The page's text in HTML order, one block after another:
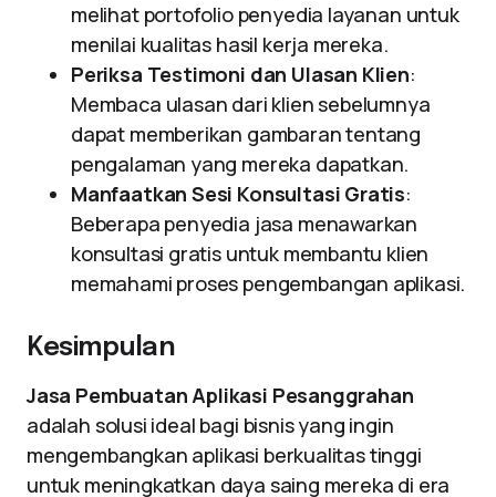
melihat portofolio penyedia layanan untuk
menilai kualitas hasil kerja mereka.
Periksa Testimoni dan Ulasan Klien:
Membaca ulasan dari klien sebelumnya
dapat memberikan gambaran tentang
pengalaman yang mereka dapatkan.
Manfaatkan Sesi Konsultasi Gratis:
Beberapa penyedia jasa menawarkan
konsultasi gratis untuk membantu klien
memahami proses pengembangan aplikasi.
Kesimpulan
Jasa Pembuatan Aplikasi Pesanggrahan
adalah solusi ideal bagi bisnis yang ingin
mengembangkan aplikasi berkualitas tinggi
untuk meningkatkan daya saing mereka di era